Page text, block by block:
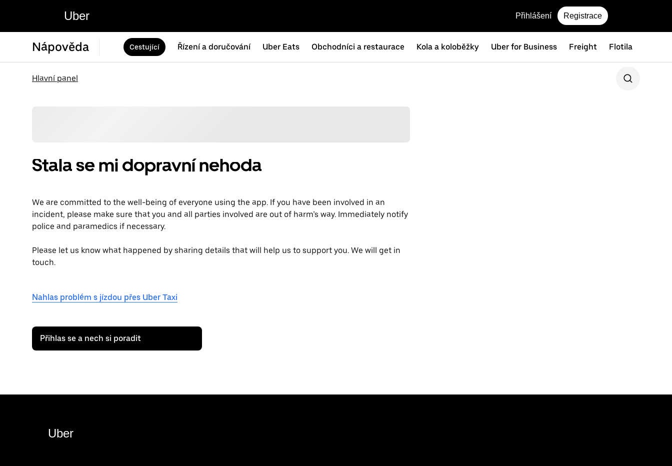
Uber Přihlášení Registrace
Nápověda Cestující Řízení a doručování Uber Eats Obchodníci a restaurace Kola a koloběžky Uber for Business Freight Flotila
Hlavní panel
Stala se mi dopravní nehoda
We are committed to the well-being of everyone using the app. If you have been involved in an
incident, please make sure that you and all parties involved are out of harm’s way. Immediately notify
police and paramedics if necessary.
Please let us know what happened by sharing details that will help us to support you. We will get in
touch.
Nahlas problém s jízdou přes Uber Taxi
Přihlas se a nech si poradit
Uber